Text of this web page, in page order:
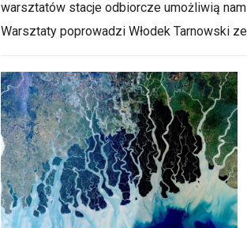
warsztatów stacje odbiorcze umożliwią
Warsztaty poprowadzi Włodek Tarnowski